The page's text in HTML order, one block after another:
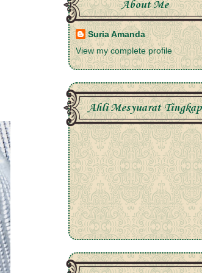
About Me
Suria Amanda
View my complete profile
Ahli Mesyuarat Tingkap